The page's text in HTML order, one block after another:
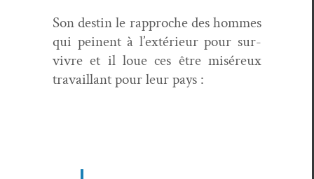
Son des­tin le rap­proche des hommes
qui peinent à l’extérieur pour sur­
vivre et il loue ces être mis­éreux
tra­vail­lant pour leur pays :